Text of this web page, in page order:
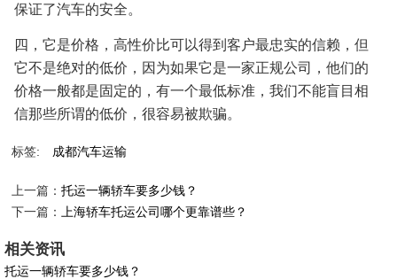
保证了汽车的安全。
四，它是价格，高性价比可以得到客户最忠实的信赖，但
它不是绝对的低价，因为如果它是一家正规公司，他们的
价格一般都是固定的，有一个最低标准，我们不能盲目相
信那些所谓的低价，很容易被欺骗。
标签: 成都汽车运输
上一篇：托运一辆轿车要多少钱？
下一篇：
上海轿车托运公司哪个更靠谱些？
相关资讯
托运一辆轿车要多少钱？